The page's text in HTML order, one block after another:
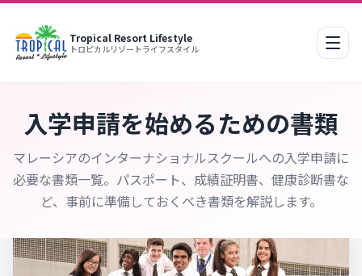
Tropical Resort Lifestyle
トロピカルリゾートライフスタイル モバ
入学申請を始めるための書類
マレーシアのインターナショナルスクールへの入学申請に
必要な書類一覧。パスポート、成績証明書、健康診断書な
ど、事前に準備しておくべき書類を解説します。